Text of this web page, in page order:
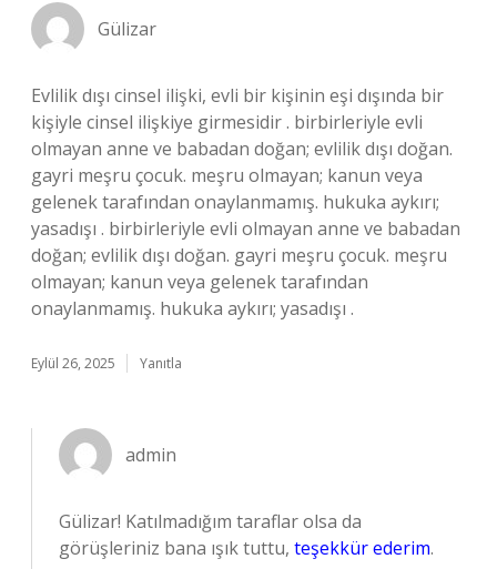
Gülizar
Evlilik dışı cinsel ilişki, evli bir kişinin eşi dışında bir
kişiyle cinsel ilişkiye girmesidir . birbirleriyle evli
olmayan anne ve babadan doğan; evlilik dışı doğan.
gayri meşru çocuk. meşru olmayan; kanun veya
gelenek tarafından onaylanmamış. hukuka aykırı;
yasadışı . birbirleriyle evli olmayan anne ve babadan
doğan; evlilik dışı doğan. gayri meşru çocuk. meşru
olmayan; kanun veya gelenek tarafından
onaylanmamış. hukuka aykırı; yasadışı .
Eylül 26, 2025 Yanıtla
admin
Gülizar! Katılmadığım taraflar olsa da
görüşleriniz bana ışık tuttu, teşekkür ederim.